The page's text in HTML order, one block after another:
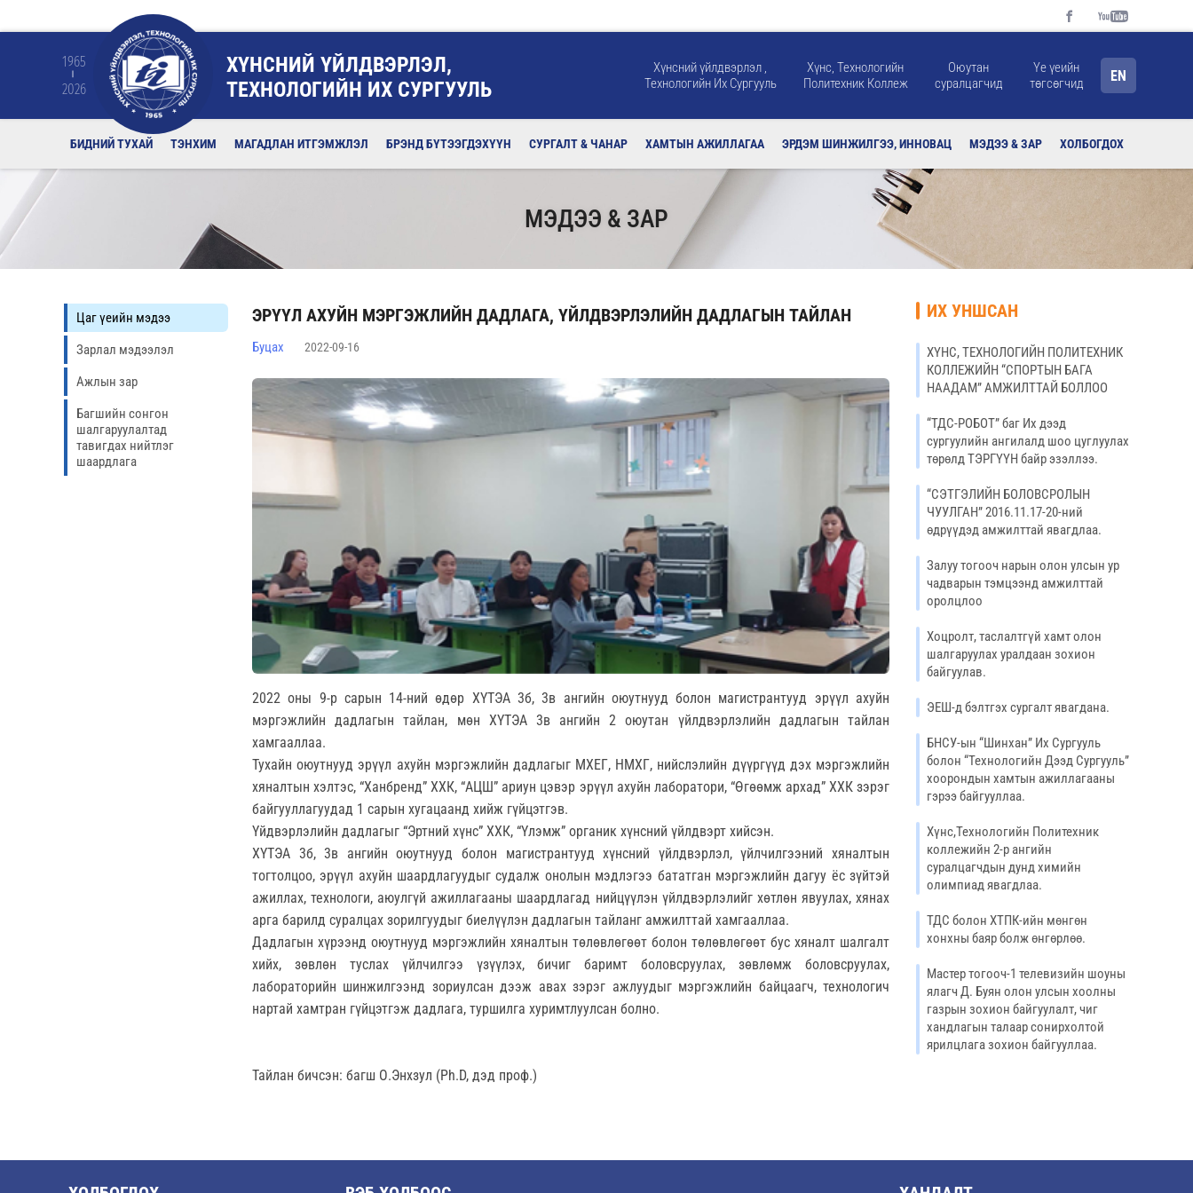
1965
2026
ХҮНСНИЙ ҮЙЛДВЭРЛЭЛ,
ТЕХНОЛОГИЙН ИХ СУРГУУЛЬ
Хүнсний үйлдвэрлэл ,
Технологийн Их Сургууль
Хүнс, Технологийн
Политехник Коллеж
Оюутан
суралцагчид
Үе үеийн
төгсөгчид
EN
БИДНИЙ ТУХАЙ ТЭНХИМ МАГАДЛАН ИТГЭМЖЛЭЛ БРЭНД БҮТЭЭГДЭХҮҮН СУРГАЛТ & ЧАНАР ХАМТЫН АЖИЛЛАГАА ЭРДЭМ ШИНЖИЛГЭЭ, ИННОВАЦ МЭДЭЭ & ЗАР ХОЛБОГДОХ
МЭДЭЭ & ЗАР
Цаг үеийн мэдээ
Зарлал мэдээлэл
Ажлын зар
Багшийн сонгон
шалгаруулалтад
тавигдах нийтлэг
шаардлага
ЭРҮҮЛ АХУЙН МЭРГЭЖЛИЙН ДАДЛАГА, ҮЙЛДВЭРЛЭЛИЙН ДАДЛАГЫН ТАЙЛАН
Буцах 2022-09-16
2022 оны 9-р сарын 14-ний өдөр ХҮТЭА 3б, 3в ангийн оюутнууд болон магистрантууд эрүүл ахуйн
мэргэжлийн дадлагын тайлан, мөн ХҮТЭА 3в ангийн 2 оюутан үйлдвэрлэлийн дадлагын тайлан
хамгааллаа.
Тухайн оюутнууд эрүүл ахуйн мэргэжлийн дадлагыг МХЕГ, НМХГ, нийслэлийн дүүргүүд дэх мэргэжлийн
хяналтын хэлтэс, “Ханбренд” ХХК, “АЦШ” ариун цэвэр эрүүл ахуйн лаборатори, “Өгөөмж архад” ХХК зэрэг
байгууллагуудад 1 сарын хугацаанд хийж гүйцэтгэв.
Үйдвэрлэлийн дадлагыг “Эртний хүнс” ХХК, “Үлэмж” органик хүнсний үйлдвэрт хийсэн.
ХҮТЭА 3б, 3в ангийн оюутнууд болон магистрантууд хүнсний үйлдвэрлэл, үйлчилгээний хяналтын
тогтолцоо, эрүүл ахуйн шаардлагуудыг судалж онолын мэдлэгээ бататган мэргэжлийн дагуу ёс зүйтэй
ажиллах, технологи, аюулгүй ажиллагааны шаардлагад нийцүүлэн үйлдвэрлэлийг хөтлөн явуулах, хянах
арга барилд суралцах зорилгуудыг биелүүлэн дадлагын тайланг амжилттай хамгааллаа.
Дадлагын хүрээнд оюутнууд мэргэжлийн хяналтын төлөвлөгөөт болон төлөвлөгөөт бус хяналт шалгалт
хийх, зөвлөн туслах үйлчилгээ үзүүлэх, бичиг баримт боловсруулах, зөвлөмж боловсруулах,
лабораторийн шинжилгээнд зориулсан дээж авах зэрэг ажлуудыг мэргэжлийн байцаагч, технологич
нартай хамтран гүйцэтгэж дадлага, туршилга хуримтлуулсан болно.
Тайлан бичсэн: багш О.Энхзул (Ph.D, дэд проф.)
ИХ УНШСАН
ХҮНС, ТЕХНОЛОГИЙН ПОЛИТЕХНИК
КОЛЛЕЖИЙН “СПОРТЫН БАГА
НААДАМ” АМЖИЛТТАЙ БОЛЛОО
“ТДС-РОБОТ” баг Их дээд
сургуулийн ангилалд шоо цуглуулах
төрөлд ТЭРГҮҮН байр эзэллээ.
“СЭТГЭЛИЙН БОЛОВСРОЛЫН
ЧУУЛГАН” 2016.11.17-20-ний
өдрүүдэд амжилттай явагдлаа.
Залуу тогооч нарын олон улсын ур
чадварын тэмцээнд амжилттай
оролцлоо
Хоцролт, таслалтгүй хамт олон
шалгаруулах уралдаан зохион
байгуулав.
ЭЕШ-д бэлтгэх сургалт явагдана.
БНСУ-ын “Шинхан” Их Сургууль
болон “Технологийн Дээд Сургууль”
хоорондын хамтын ажиллагааны
гэрээ байгууллаа.
Хүнс,Технологийн Политехник
коллежийн 2-р ангийн
суралцагчдын дунд химийн
олимпиад явагдлаа.
ТДС болон ХТПК-ийн мөнгөн
хонхны баяр болж өнгөрлөө.
Мастер тогооч-1 телевизийн шоуны
ялагч Д. Буян олон улсын хоолны
газрын зохион байгуулалт, чиг
хандлагын талаар сонирхолтой
ярилцлага зохион байгууллаа.